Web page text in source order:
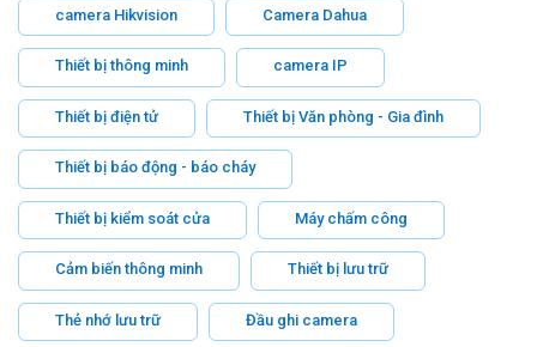
camera Hikvision Camera Dahua
Thiết bị thông minh camera IP
Thiết bị điện tử Thiết bị Văn phòng - Gia đình
Thiết bị báo động - báo cháy
Thiết bị kiểm soát cửa Máy chấm công
Cảm biến thông minh Thiết bị lưu trữ
Thẻ nhớ lưu trữ Đầu ghi camera